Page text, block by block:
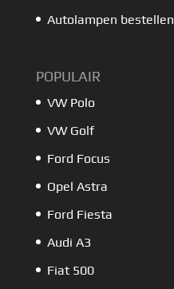
Autolampen bestellen
POPULAIR
VW Polo
VW Golf
Ford Focus
Opel Astra
Ford Fiesta
Audi A3
Fiat 500